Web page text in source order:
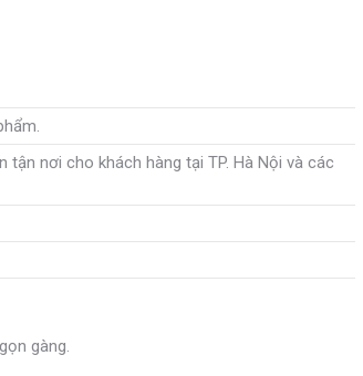
nơi cho khách hàng tại TP. Hà Nội và các
gàng.